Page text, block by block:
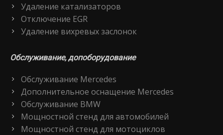
Удаление катализаторов
Отключение EGR
Удаление вихревых заслонок
Обслуживание, допоборудование
Обслуживание Mercedes
Дополнительное оснащение Mercedes
Обслуживание BMW
Мощностной стенд для автомобилей
Мощностной стенд для мотоциклов